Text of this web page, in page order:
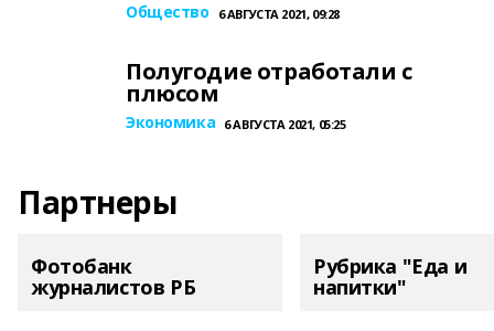
Общество 6 АВГУСТА 2021, 09:28
Полугодие отработали с
плюсом
Экономика 6 АВГУСТА 2021, 05:25
Партнеры
Фотобанк
журналистов РБ
Рубрика "Еда и
напитки"